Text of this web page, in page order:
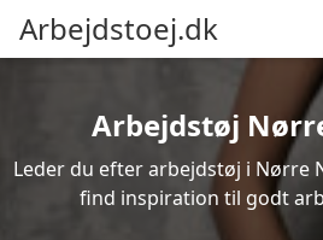
Arbejdstoej.dk
Arbejdstøj
Leder du efter arbejdstøj i Nørre
find inspiration til godt